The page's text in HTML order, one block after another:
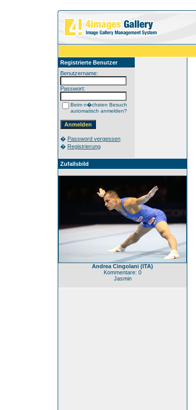
Registrierte Benutzer
Benutzername:
Passwort:
Beim n�chsten Besuch
automatisch anmelden?
� Password vergessen
� Registrierung
Zufallsbild
Andrea Cingolani (ITA)
Kommentare: 0
Jasmin